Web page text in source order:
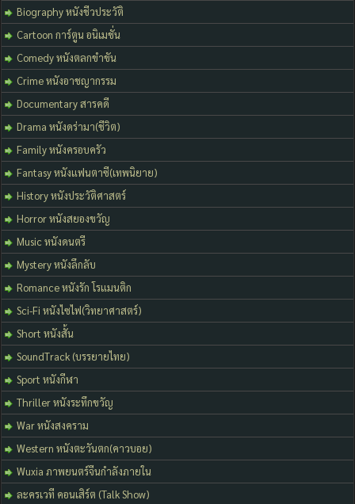
Biography หนังชีวประวัติ
Cartoon การ์ตูน อนิเมชั่น
Comedy หนังตลกขำขัน
Crime หนังอาชญากรรม
Documentary สารคดี
Drama หนังดร่ามา(ชีวิต)
Family หนังครอบครัว
Fantasy หนังแฟนตาซี(เทพนิยาย)
History หนังประวัติศาสตร์
Horror หนังสยองขวัญ
Music หนังดนตรี
Mystery หนังลึกลับ
Romance หนังรัก โรแมนติก
Sci-Fi หนังไซไฟ(วิทยาศาสตร์)
Short หนังสั้น
SoundTrack (บรรยายไทย)
Sport หนังกีฬา
Thriller หนังระทึกขวัญ
War หนังสงคราม
Western หนังตะวันตก(คาวบอย)
Wuxia ภาพยนตร์จีนกำลังภายใน
ละครเวที คอนเสิร์ต (Talk Show)